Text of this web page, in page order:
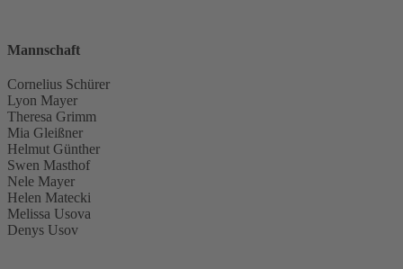
Mannschaft
Cornelius Schürer
Lyon Mayer
Theresa Grimm
Mia Gleißner
Helmut Günther
Swen Masthof
Nele Mayer
Helen Matecki
Melissa Usova
Denys Usov